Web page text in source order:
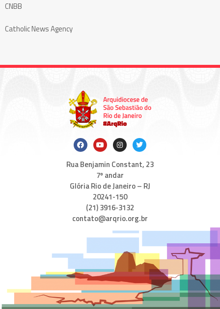
CNBB
Catholic News Agency
Rua Benjamin Constant, 23
7º andar
Glória Rio de Janeiro – RJ
20241-150
(21) 3916-3132
contato@arqrio.org.br